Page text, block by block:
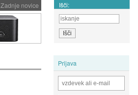
Zadnje novice Išči:
Prijava